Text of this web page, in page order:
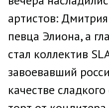
артистов:
певца Элиона, а
стал коллектив
завоевавший
качестве